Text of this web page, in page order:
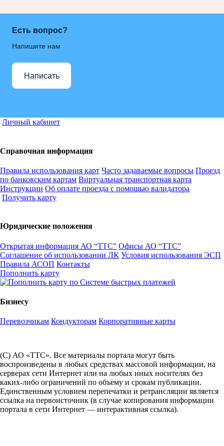
Есть вопрос?
Напишите нам
Написать
Личный кабинет
Справочная информация
Правила использования карт Часто задаваемые вопросы Проезд
по банковским картам Виртуальная транспортная карта
Инструкции Об оплате проезда с помощью валидатора
Получить карту
Юридические положения
Открытая информация АО “ТТС” Офисы АО “ТТС”
Соглашение об использовании ЛК Условия использования ЭСП
Правила АСОП Контакты
Пополнить карту
Бизнесу
Перевозчикам Кондукторам Корпоративные карты
(С) АО «ТТС». Все материалы портала могут быть
воспроизведены в любых средствах массовой информации, на
серверах сети Интернет или на любых иных носителях без
каких-либо ограничений по объему и срокам публикации.
Единственным условием перепечатки и ретрансляции является
ссылка на первоисточник (в случае копирования информации
портала в сети Интернет — интерактивная ссылка).